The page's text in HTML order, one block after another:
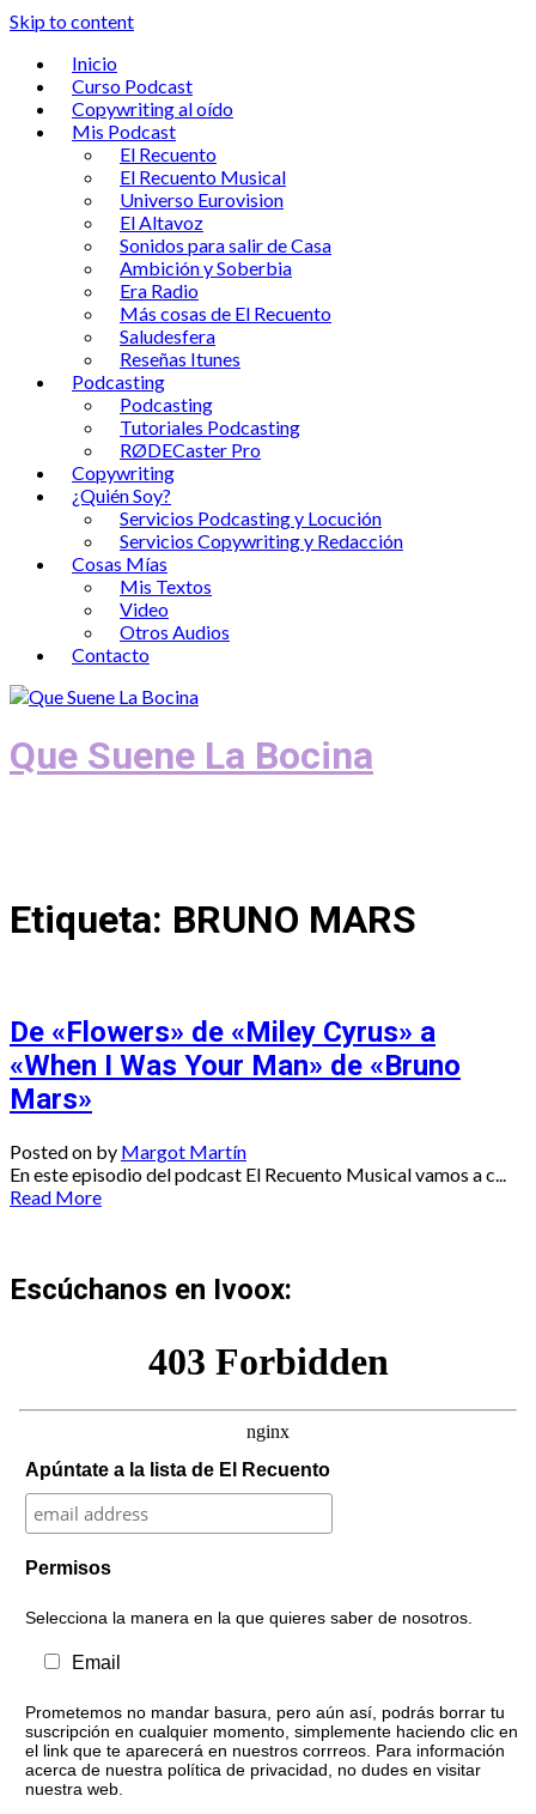
Skip to content
Inicio
Curso Podcast
Copywriting al oído
Mis Podcast
El Recuento
El Recuento Musical
Universo Eurovision
El Altavoz
Sonidos para salir de Casa
Ambición y Soberbia
Era Radio
Más cosas de El Recuento
Saludesfera
Reseñas Itunes
Podcasting
Podcasting
Tutoriales Podcasting
RØDECaster Pro
Copywriting
¿Quién Soy?
Servicios Podcasting y Locución
Servicios Copywriting y Redacción
Cosas Mías
Mis Textos
Video
Otros Audios
Contacto
Que Suene La Bocina
Etiqueta: BRUNO MARS
De «Flowers» de «Miley Cyrus» a
«When I Was Your Man» de «Bruno
Mars»
Posted on by Margot Martín
En este episodio del podcast El Recuento Musical vamos a c...
Read More
Escúchanos en Ivoox:
Apúntate a la lista de El Recuento
Permisos
Selecciona la manera en la que quieres saber de nosotros.
Email
Prometemos no mandar basura, pero aún así, podrás borrar tu
suscripción en cualquier momento, simplemente haciendo clic en
el link que te aparecerá en nuestros corrreos. Para información
acerca de nuestra política de privacidad, no dudes en visitar
nuestra web.